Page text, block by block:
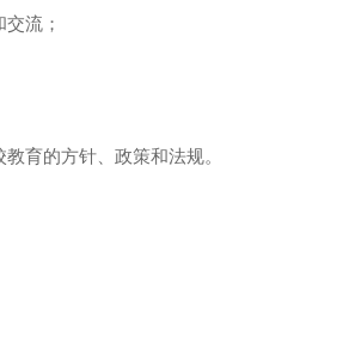
流；
育的方针、政策和法规。